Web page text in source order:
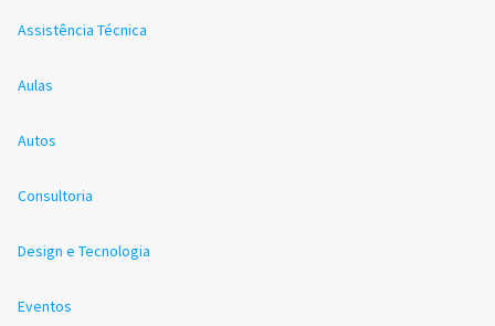
Assistência Técnica
Aulas
Autos
Consultoria
Design e Tecnologia
Eventos